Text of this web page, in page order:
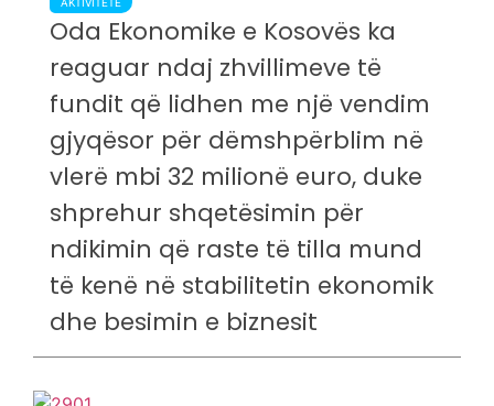
AKTIVITETE
Oda Ekonomike e Kosovës ka
reaguar ndaj zhvillimeve të
fundit që lidhen me një vendim
gjyqësor për dëmshpërblim në
vlerë mbi 32 milionë euro, duke
shprehur shqetësimin për
ndikimin që raste të tilla mund
të kenë në stabilitetin ekonomik
dhe besimin e biznesit